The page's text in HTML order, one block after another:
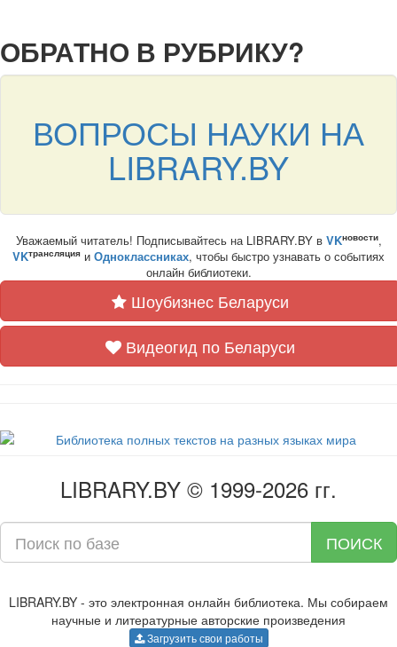
ОБРАТНО В РУБРИКУ?
ВОПРОСЫ НАУКИ НА
LIBRARY.BY
Уважаемый читатель! Подписывайтесь на LIBRARY.BY в VKновости,
VKтрансляция и Одноклассниках, чтобы быстро узнавать о событиях
онлайн библиотеки.
Шоубизнес Беларуси
Видеогид по Беларуси
LIBRARY.BY © 1999-2026 гг.
ПОИСК
LIBRARY.BY - это электронная онлайн библиотека. Мы собираем
научные и литературные авторские произведения
Загрузить свои работы